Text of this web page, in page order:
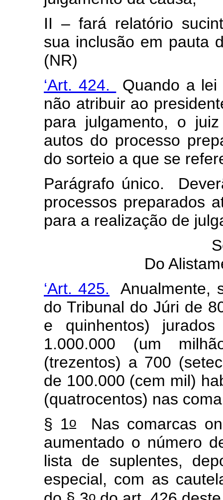
II – fará relatório
sua inclusão em pauta
(NR)
‘Art. 424.
Quando a lei
não atribuir ao
para julgamento, o
autos do processo
do sorteio a que se
Parágrafo único.
processos preparados
para a realização de
Do
‘Art. 425. Anualmente,
do Tribunal do Júri de
e quinhentos)
1.000.000 (um
(trezentos) a 700
de 100.000 (cem mil)
(quatrocentos) nas
§ 1oNas comarcas
aumentado o número
lista de suplentes,
especial, com as
o